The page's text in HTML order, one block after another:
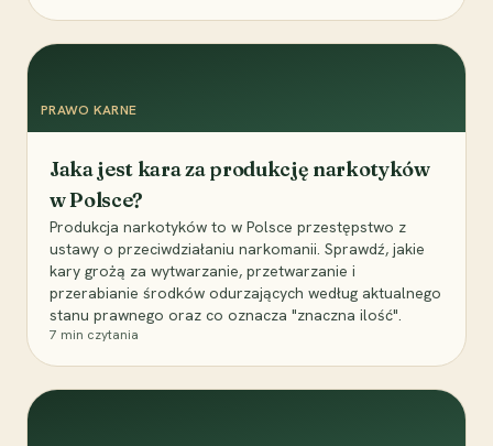
PRAWO KARNE
Jaka jest kara za produkcję narkotyków
w Polsce?
Produkcja narkotyków to w Polsce przestępstwo z
ustawy o przeciwdziałaniu narkomanii. Sprawdź, jakie
kary grożą za wytwarzanie, przetwarzanie i
przerabianie środków odurzających według aktualnego
stanu prawnego oraz co oznacza "znaczna ilość".
7 min czytania